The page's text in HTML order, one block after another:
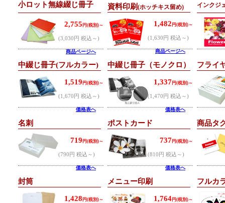
小ロット無線綴じ冊子
2,755 円(税別)～
(3,030円 税込～)
商品ページへ
資料印刷(ホッチキス留め)
1,482 円(税別)～
(1,630円 税込～)
商品ページへ
インクジ
中綴じ冊子(フルカラー)
1,519 円(税別)～
(1,670円 税込～)
価格表へ
中綴じ冊子（モノクロ）
1,337 円(税別)～
(1,470円 税込～)
価格表へ
フライ
名刺
719 円(税別)～
(790円 税込～)
価格表へ
ポストカード
737 円(税別)～
(810円 税込～)
価格表へ
商品タ
封筒
1,428 円(税別)～
メニュー印刷
1,764 円(税別)～
フルカ